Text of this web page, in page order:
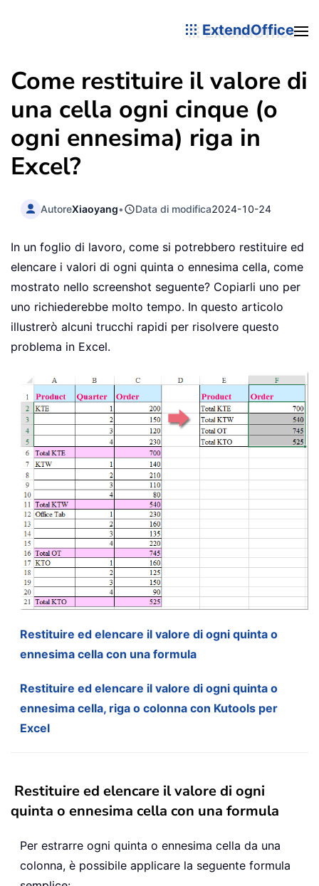
ExtendOffice
Come restituire il valore di
una cella ogni cinque (o
ogni ennesima) riga in
Excel?
AutoreXiaoyang• Data di modifica2024-10-24
In un foglio di lavoro, come si potrebbero restituire ed
elencare i valori di ogni quinta o ennesima cella, come
mostrato nello screenshot seguente? Copiarli uno per
uno richiederebbe molto tempo. In questo articolo
illustrerò alcuni trucchi rapidi per risolvere questo
problema in Excel.
Restituire ed elencare il valore di ogni quinta o
ennesima cella con una formula
Restituire ed elencare il valore di ogni quinta o
ennesima cella, riga o colonna con Kutools per
Excel
Restituire ed elencare il valore di ogni
quinta o ennesima cella con una formula
Per estrarre ogni quinta o ennesima cella da una
colonna, è possibile applicare la seguente formula